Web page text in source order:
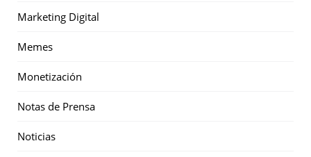
Marketing Digital
Memes
Monetización
Notas de Prensa
Noticias